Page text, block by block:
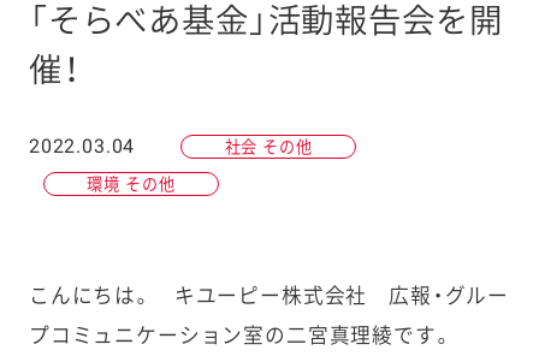
「そらべあ基金」活動報告会を開
催！
2022.03.04 社会 その他
環境 その他
こんにちは。 キユーピー株式会社 広報・グルー
プコミュニケーション室の二宮真理綾です。